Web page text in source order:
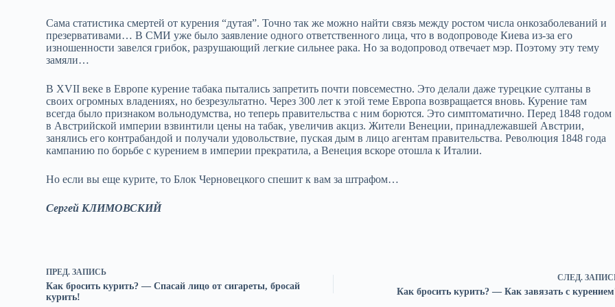
Сама статистика смертей от курения “дутая”. Точно так же можно найти связь между ростом числа онкозаболеваний и
презервативами… В СМИ уже было заявление одного ответственного лица, что в водопроводе Киева из-за его
изношенности завелся грибок, разрушающий легкие сильнее рака. Но за водопровод отвечает мэр. Поэтому эту тему
замяли…
В XVII веке в Европе курение табака пытались запретить почти повсеместно. Это делали даже турецкие султаны в
своих огромных владениях, но безрезультатно. Через 300 лет к этой теме Европа возвращается вновь. Курение там
всегда было признаком вольнодумства, но теперь правительства с ним борются. Это симптоматично. Перед 1848 годом
в Австрийской империи взвинтили цены на табак, увеличив акциз. Жители Венеции, принадлежавшей Австрии,
занялись его контрабандой и получали удовольствие, пуская дым в лицо агентам правительства. Революция 1848 года
кампанию по борьбе с курением в империи прекратила, а Венеция вскоре отошла к Италии.
Но если вы еще курите, то Блок Черновецкого спешит к вам за штрафом…
Сергей КЛИМОВСКИЙ
ПРЕД.ЗАПИСЬ
Как бросить курить? — Спасай лицо от сигареты, бросай
курить!
СЛЕД.
Как бросить курить? — Как завязать с